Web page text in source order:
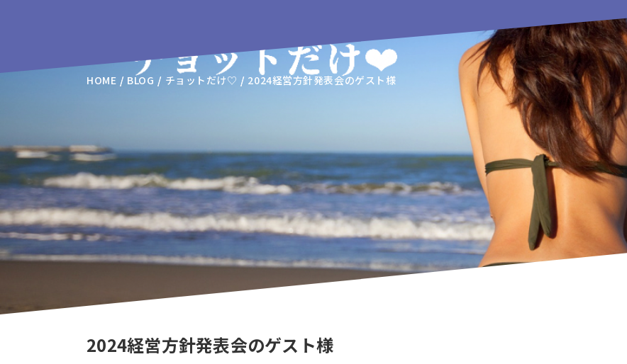
HOME BLOG チョットだけ♡ 2024経営方針発表会のゲスト様
2024経営方針発表会のゲスト様